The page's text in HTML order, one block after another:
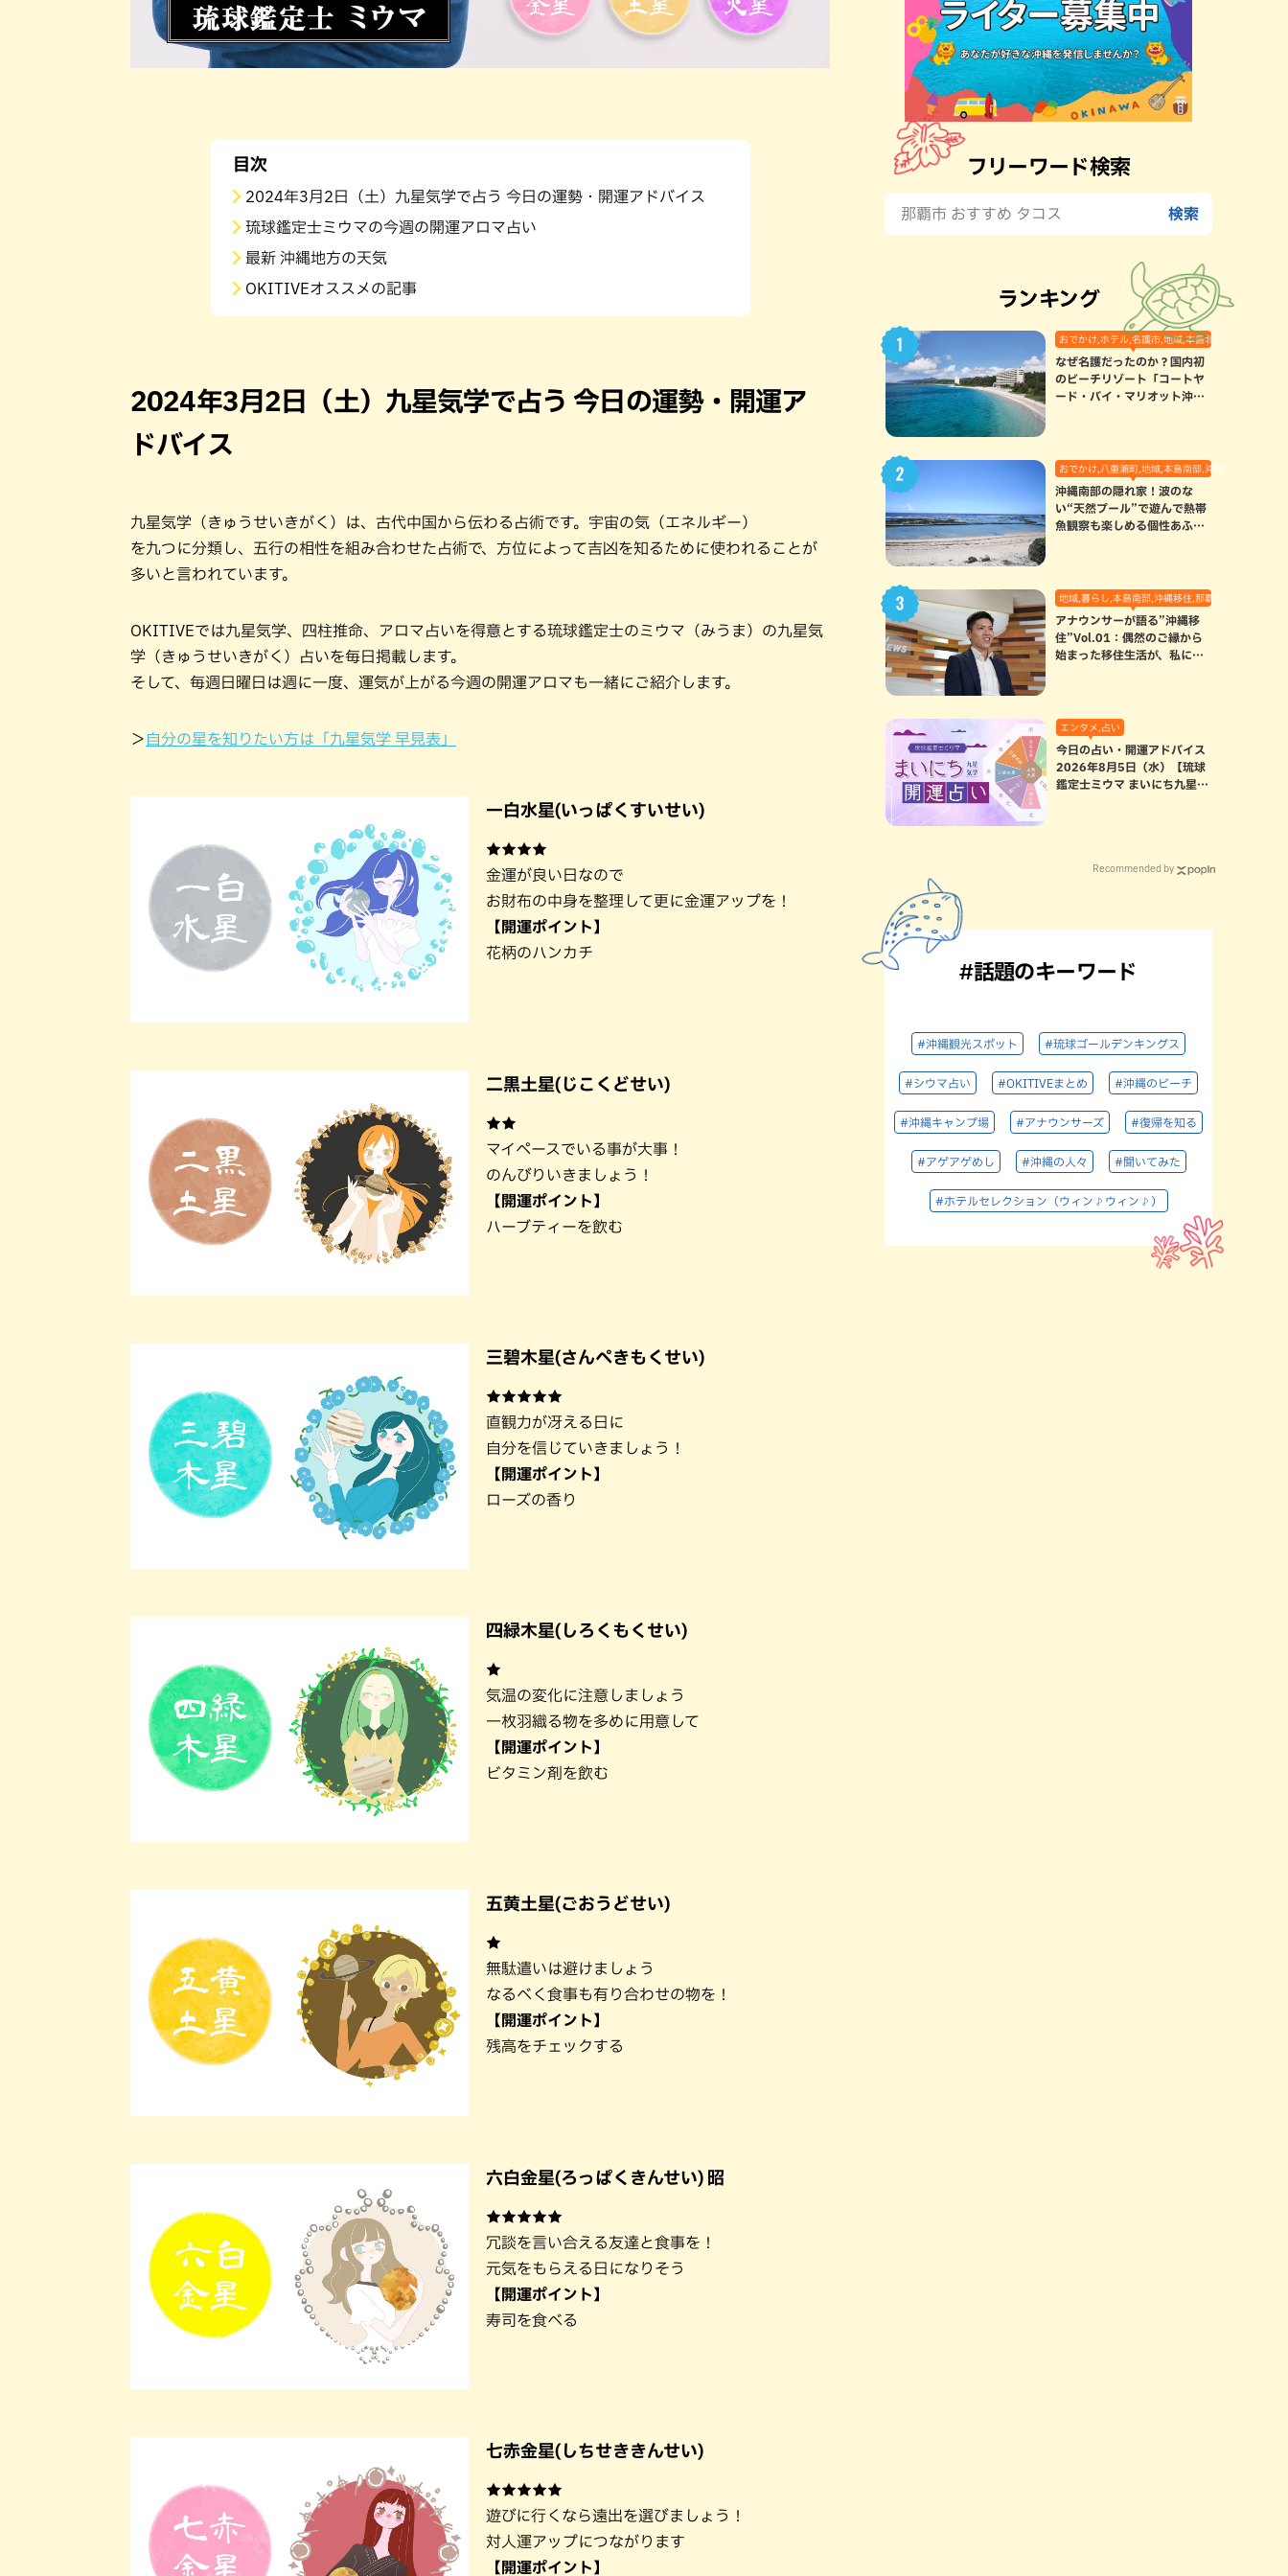
目次
2024年3月2日（土）九星気学で占う 今日の運勢・開運アドバイス
琉球鑑定士ミウマの今週の開運アロマ占い
最新 沖縄地方の天気
OKITIVEオススメの記事
2024年3月2日（土）九星気学で占う 今日の運勢・開運ア
ドバイス
九星気学（きゅうせいきがく）は、古代中国から伝わる占術です。宇宙の気（エネルギー）
を九つに分類し、五行の相性を組み合わせた占術で、方位によって吉凶を知るために使われることが
多いと言われています。
OKITIVEでは九星気学、四柱推命、アロマ占いを得意とする琉球鑑定士のミウマ（みうま）の九星気
学（きゅうせいきがく）占いを毎日掲載します。
そして、毎週日曜日は週に一度、運気が上がる今週の開運アロマも一緒にご紹介します。
＞ 自分の星を知りたい方は「九星気学 早見表」
一白水星(いっぱくすいせい)
★★★★
金運が良い日なので
お財布の中身を整理して更に金運アップを！
【開運ポイント】
花柄のハンカチ
二黒土星(じこくどせい)
★★
マイペースでいる事が大事！
のんびりいきましょう！
【開運ポイント】
ハーブティーを飲む
三碧木星(さんぺきもくせい)
★★★★★
直観力が冴える日に
自分を信じていきましょう！
【開運ポイント】
ローズの香り
四緑木星(しろくもくせい)
★
気温の変化に注意しましょう
一枚羽織る物を多めに用意して
【開運ポイント】
ビタミン剤を飲む
五黄土星(ごおうどせい)
★
無駄遣いは避けましょう
なるべく食事も有り合わせの物を！
【開運ポイント】
残高をチェックする
六白金星(ろっぱくきんせい) 昭
★★★★★
冗談を言い合える友達と食事を！
元気をもらえる日になりそう
【開運ポイント】
寿司を食べる
七赤金星(しちせききんせい)
★★★★★
遊びに行くなら遠出を選びましょう！
対人運アップにつながります
【開運ポイント】
フリーワード検索
ランキング
おでかけ,ホテル,名護市,地域,本島北部
なぜ名護だったのか？国内初
のビーチリゾート「コートヤ
ード・バイ・マリオット沖縄
おでかけ,八重瀬町,地域,本島南部,沖縄の海,自然
沖縄南部の隠れ家！波のな
い“天然プール”で遊んで熱帯
魚観察も楽しめる個性あふれ
地域,暮らし,本島南部,沖縄移住,那覇市
アナウンサーが語る”沖縄移
住”Vol.01：偶然のご縁から
始まった移住生活が、私にと
エンタメ,占い
今日の占い・開運アドバイス
2026年8月5日（水）【琉球
鑑定士ミウマ まいにち九星気
Recommended by
#話題のキーワード
#沖縄観光スポット #琉球ゴールデンキングス
#シウマ占い #OKITIVEまとめ #沖縄のビーチ
#沖縄キャンプ場 #アナウンサーズ #復帰を知る
#アゲアゲめし #沖縄の人々 #聞いてみた
#ホテルセレクション（ウィン♪ウィン♪）